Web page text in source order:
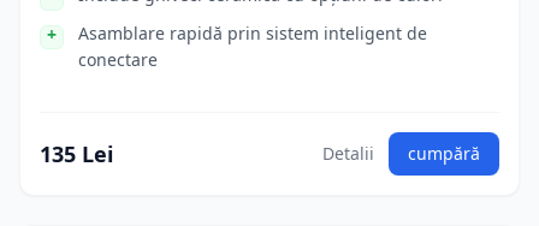
Asamblare rapidă prin sistem inteligent de
conectare
135 Lei Detalii cumpără